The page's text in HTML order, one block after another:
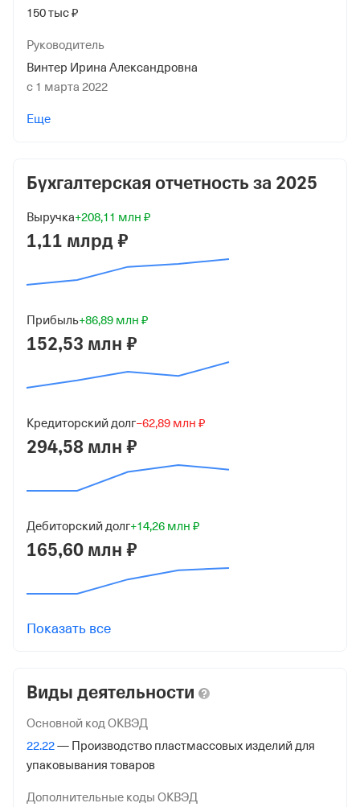
150 тыс ₽
Руководитель
Винтер Ирина Александровна
с 1 марта 2022
ОТКРЫТОЕ АКЦИОНЕРНОЕ ОБЩЕСТВО "САМАРСКАЯ
135 000 ₽ (90%)
Микробизнес
ООО "КАНИСТРА.РУ"
Юридический адрес
446103, Самарская обл, г Чапаевск, ул Макаренко, д
ИНН
ОГРН
от 30 ноября 2017
КПП
Регистрация ФНС
Налоговая
Межрайонная Инспекция Федеральной Налоговой
Еще
Бухгалтерская отчетность за 2025
Выручка+208,11 млн ₽
1,11 млрд ₽
Прибыль+86,89 млн ₽
152,53 млн ₽
Кредиторский долг−62,89 млн ₽
294,58 млн ₽
Дебиторский долг+14,26 млн ₽
165,60 млн ₽
Показать все
Виды деятельности
Основной код ОКВЭД
22.22— Производство пластмассовых изделий для
упаковывания товаров
Дополнительные коды ОКВЭД